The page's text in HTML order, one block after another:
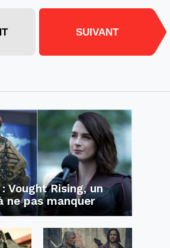
SUIVANT
Vought Rising, un
ne pas manquer